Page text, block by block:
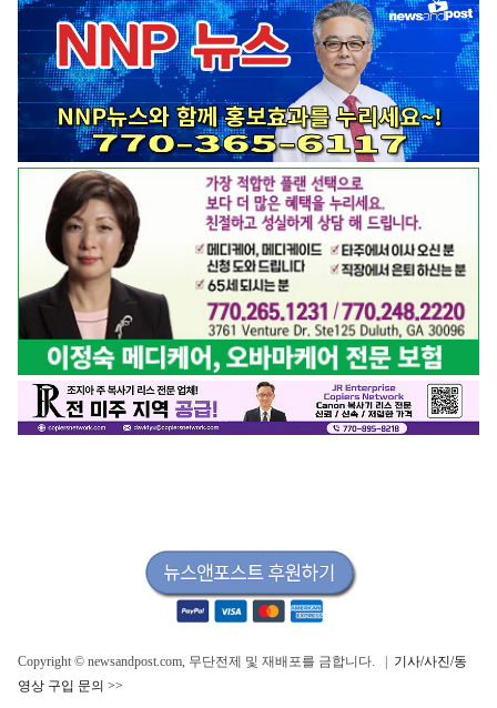
Copyright © newsandpost.com, 무단전제 및 재배포를 금합니다. | 기사/사진/동
영상 구입 문의 >>